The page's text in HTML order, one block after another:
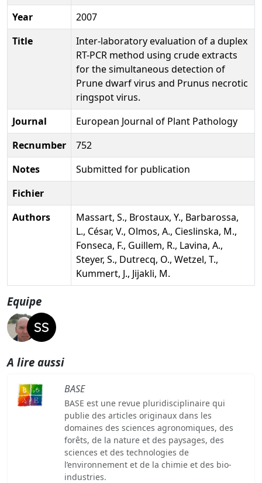
Year
2007
Title
Inter-laboratory evaluation of a duplex
RT-PCR method using crude extracts
for the simultaneous detection of
Prune dwarf virus and Prunus necrotic
ringspot virus.
Journal
European Journal of Plant Pathology
Recnumber
752
Notes
Submitted for publication
Fichier
Authors
Massart, S., Brostaux, Y., Barbarossa,
L., César, V., Olmos, A., Cieslinska, M.,
Fonseca, F., Guillem, R., Lavina, A.,
Steyer, S., Dutrecq, O., Wetzel, T.,
Kummert, J., Jijakli, M.
Equipe
A lire aussi
BASE
BASE est une revue pluridisciplinaire qui
publie des articles originaux dans les
domaines des sciences agronomiques, des
forêts, de la nature et des paysages, des
sciences et des technologies de
l’environnement et de la chimie et des bio-
industries.